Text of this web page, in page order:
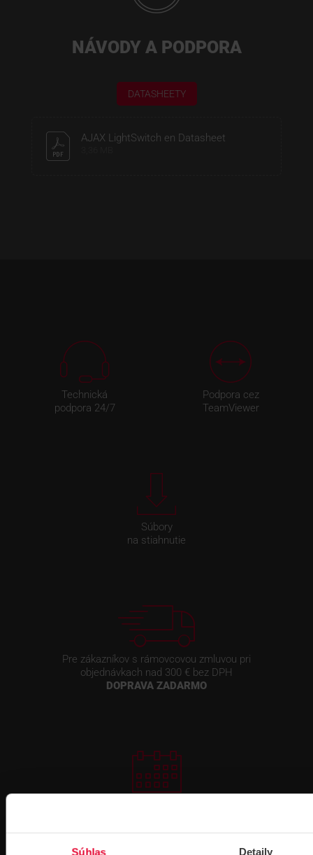
Súhlas Detaily
NÁVODY A PODPORA
DATASHEETY
AJAX LightSwitch en Datasheet
Technická
podpora 24/7
Podpora cez
TeamViewer
Súbory
na stiahnutie
Pre zákazníkov s rámovcovou zmluvou pri
objednávkach nad 300 € bez DPH
DOPRAVA ZADARMO